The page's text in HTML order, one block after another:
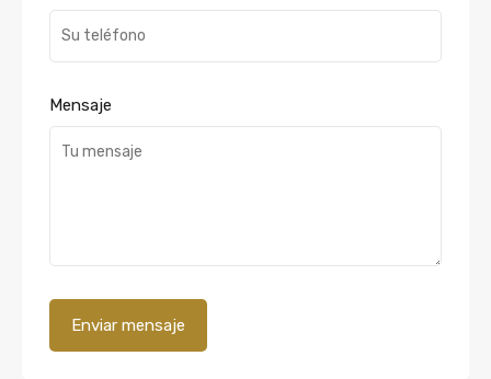
Mensaje